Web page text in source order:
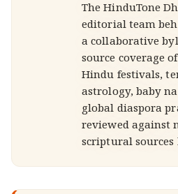
The HinduTone
editorial team
a collaborative
source coverage
Hindu festivals,
astrology, baby
global diaspora
reviewed against
scriptural